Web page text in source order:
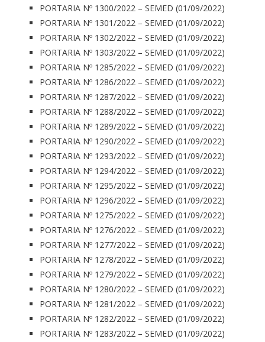
PORTARIA Nº 1300/2022 – SEMED (01/09/2022)
PORTARIA Nº 1301/2022 – SEMED (01/09/2022)
PORTARIA Nº 1302/2022 – SEMED (01/09/2022)
PORTARIA Nº 1303/2022 – SEMED (01/09/2022)
PORTARIA Nº 1285/2022 – SEMED (01/09/2022)
PORTARIA Nº 1286/2022 – SEMED (01/09/2022)
PORTARIA Nº 1287/2022 – SEMED (01/09/2022)
PORTARIA Nº 1288/2022 – SEMED (01/09/2022)
PORTARIA Nº 1289/2022 – SEMED (01/09/2022)
PORTARIA Nº 1290/2022 – SEMED (01/09/2022)
PORTARIA Nº 1293/2022 – SEMED (01/09/2022)
PORTARIA Nº 1294/2022 – SEMED (01/09/2022)
PORTARIA Nº 1295/2022 – SEMED (01/09/2022)
PORTARIA Nº 1296/2022 – SEMED (01/09/2022)
PORTARIA Nº 1275/2022 – SEMED (01/09/2022)
PORTARIA Nº 1276/2022 – SEMED (01/09/2022)
PORTARIA Nº 1277/2022 – SEMED (01/09/2022)
PORTARIA Nº 1278/2022 – SEMED (01/09/2022)
PORTARIA Nº 1279/2022 – SEMED (01/09/2022)
PORTARIA Nº 1280/2022 – SEMED (01/09/2022)
PORTARIA Nº 1281/2022 – SEMED (01/09/2022)
PORTARIA Nº 1282/2022 – SEMED (01/09/2022)
PORTARIA Nº 1283/2022 – SEMED (01/09/2022)